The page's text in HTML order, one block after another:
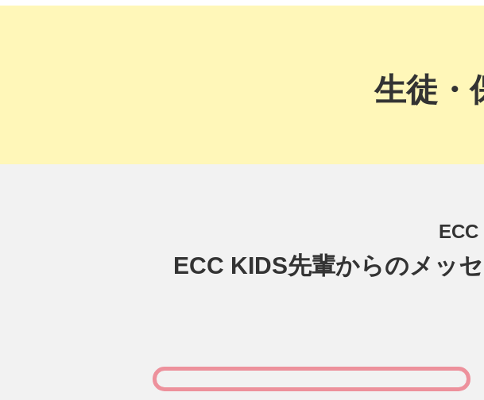
生徒・
ECC KIDS先輩からのメッ